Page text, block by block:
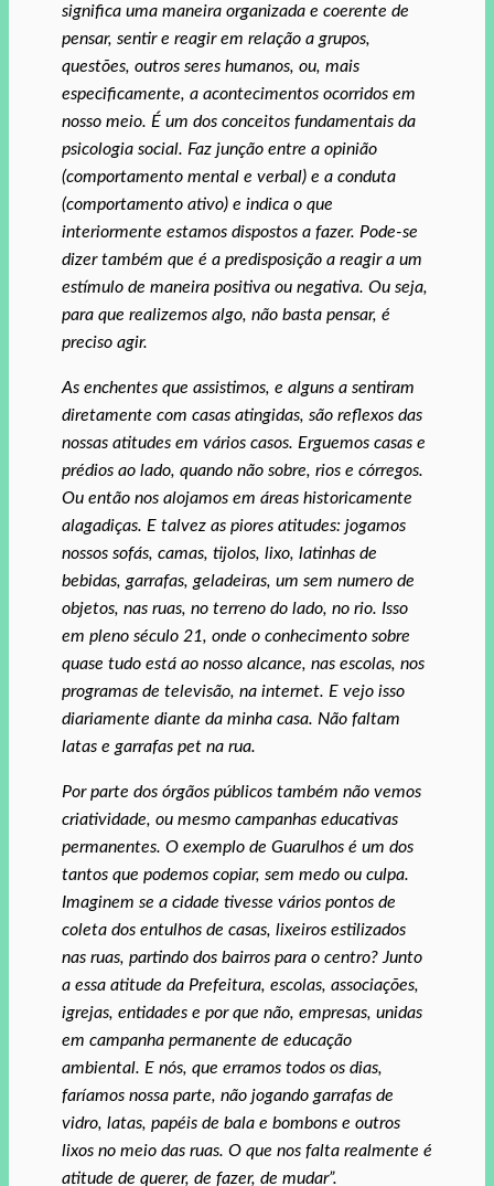
significa uma maneira organizada e coerente de
pensar, sentir e reagir em relação a grupos,
questões, outros seres humanos, ou, mais
especificamente, a acontecimentos ocorridos em
nosso meio. É um dos conceitos fundamentais da
psicologia social. Faz junção entre a opinião
(comportamento mental e verbal) e a conduta
(comportamento ativo) e indica o que
interiormente estamos dispostos a fazer. Pode-se
dizer também que é a predisposição a reagir a um
estímulo de maneira positiva ou negativa. Ou seja,
para que realizemos algo, não basta pensar, é
preciso agir.
As enchentes que assistimos, e alguns a sentiram
diretamente com casas atingidas, são reflexos das
nossas atitudes em vários casos. Erguemos casas e
prédios ao lado, quando não sobre, rios e córregos.
Ou então nos alojamos em áreas historicamente
alagadiças. E talvez as piores atitudes: jogamos
nossos sofás, camas, tijolos, lixo, latinhas de
bebidas, garrafas, geladeiras, um sem numero de
objetos, nas ruas, no terreno do lado, no rio. Isso
em pleno século 21, onde o conhecimento sobre
quase tudo está ao nosso alcance, nas escolas, nos
programas de televisão, na internet. E vejo isso
diariamente diante da minha casa. Não faltam
latas e garrafas pet na rua.
Por parte dos órgãos públicos também não vemos
criatividade, ou mesmo campanhas educativas
permanentes. O exemplo de Guarulhos é um dos
tantos que podemos copiar, sem medo ou culpa.
Imaginem se a cidade tivesse vários pontos de
coleta dos entulhos de casas, lixeiros estilizados
nas ruas, partindo dos bairros para o centro? Junto
a essa atitude da Prefeitura, escolas, associações,
igrejas, entidades e por que não, empresas, unidas
em campanha permanente de educação
ambiental. E nós, que erramos todos os dias,
faríamos nossa parte, não jogando garrafas de
vidro, latas, papéis de bala e bombons e outros
lixos no meio das ruas. O que nos falta realmente é
atitude de querer, de fazer, de mudar”.